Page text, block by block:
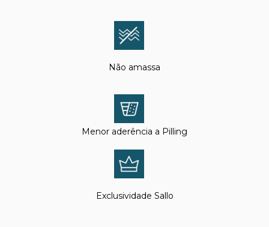
Não amassa
Menor aderência a Pilling
Exclusividade Sallo